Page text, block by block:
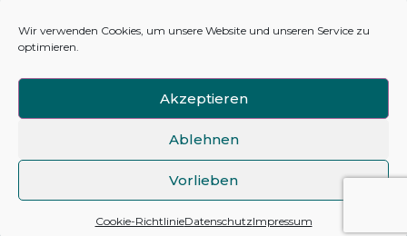
Wir verwenden Cookies, um unsere Website und unseren Service zu
optimieren.
Akzeptieren
Ablehnen
Vorlieben
Cookie-RichtlinieDatenschutzImpressum
VERSANDINFORMATIONEN
COOKIE-RICHTLINIE (EU)
©2026 hyamarkt.de